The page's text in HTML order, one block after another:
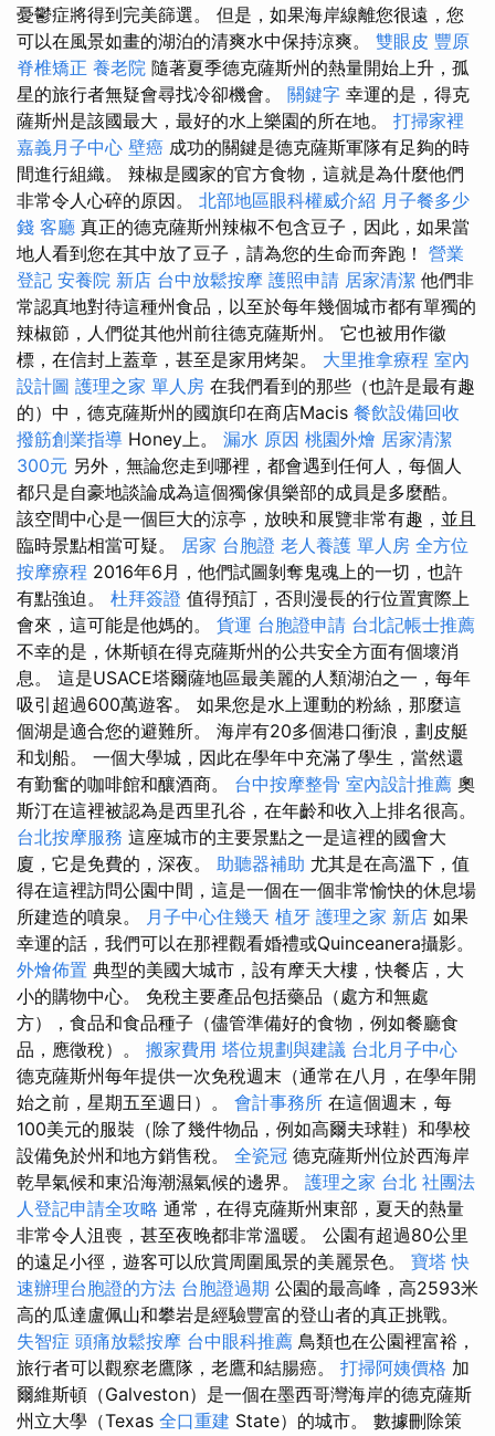
憂鬱症將得到完美篩選。 但是，如果海​​岸線離您很遠，您
可以在風景如畫的湖泊的清爽水中保持涼爽。 雙眼皮 豐原
脊椎矯正 養老院 隨著夏季德克薩斯州的熱量開始上升，孤
星的旅行者無疑會尋找冷卻機會。 關鍵字 幸運的是，得克
薩斯州是該國最大，最好的水上樂園的所在地。 打掃家裡
嘉義月子中心 壁癌 成功的關鍵是德克薩斯軍隊有足夠的時
間進行組織。 辣椒是國家的官方食物，這就是為什麼他們
非常令人心碎的原因。 北部地區眼科權威介紹 月子餐多少
錢 客廳 真正的德克薩斯州辣椒不包含豆子，因此，如果當
地人看到您在其中放了豆子，請為您的生命而奔跑！ 營業
登記 安養院 新店 台中放鬆按摩 護照申請 居家清潔 他們非
常認真地對待這種州食品，以至於每年幾個城市都有單獨的
辣椒節，人們從其他州前往德克薩斯州。 它也被用作徽
標，在信封上蓋章，甚至是家用烤架。 大里推拿療程 室內
設計圖 護理之家 單人房 在我們看到的那些（也許是最有趣
的）中，德克薩斯州的國旗印在商店Macis 餐飲設備回收
撥筋創業指導 Honey上。 漏水 原因 桃園外燴 居家清潔
300元 另外，無論您走到哪裡，都會遇到任何人，每個人
都只是自豪地談論成為這個獨傢俱樂部的成員是多麼酷。
該空間中心是一個巨大的涼亭，放映和展覽非常有趣，並且
臨時景點相當可疑。 居家 台胞證 老人養護 單人房 全方位
按摩療程 2016年6月，他們試圖剝奪鬼魂上的一切，也許
有點強迫。 杜拜簽證 值得預訂，否則漫長的行位置實際上
會來，這可能是他媽的。 貨運 台胞證申請 台北記帳士推薦
不幸的是，休斯頓在得克薩斯州的公共安全方面有個壞消
息。 這是USACE塔爾薩地區最美麗的人類湖泊之一，每年
吸引超過600萬遊客。 如果您是水上運動的粉絲，那麼這
個湖是適合您的避難所。 海岸有20多個港口衝浪，劃皮艇
和划船。 一個大學城，因此在學年中充滿了學生，當然還
有勤奮的咖啡館和釀酒商。 台中按摩整骨 室內設計推薦 奧
斯汀在這裡被認為是西里孔谷，在年齡和收入上排名很高。
台北按摩服務 這座城市的主要景點之一是這裡的國會大
廈，它是免費的，深夜。 助聽器補助 尤其是在高溫下，值
得在這裡訪問公園中間，這是一個在一個非常愉快的休息場
所建造的噴泉。 月子中心住幾天 植牙 護理之家 新店 如果
幸運的話，我們可以在那裡觀看婚禮或Quinceanera攝影。
外燴佈置 典型的美國大城市，設有摩天大樓，快餐店，大
小的購物中心。 免稅主要產品包括藥品（處方和無處
方），食品和食品種子（儘管準備好的食物，例如餐廳食
品，應徵稅）。 搬家費用 塔位規劃與建議 台北月子中心
德克薩斯州每年提供一次免稅週末（通常在八月，在學年開
始之前，星期五至週日）。 會計事務所 在這個週末，每
100美元的服裝（除了幾件物品，例如高爾夫球鞋）和學校
設備免於州和地方銷售稅。 全瓷冠 德克薩斯州位於西海岸
乾旱氣候和東沿海潮濕氣候的邊界。 護理之家 台北 社團法
人登記申請全攻略 通常，在得克薩斯州東部，夏天的熱量
非常令人沮喪，甚至夜晚都非常溫暖。 公園有超過80公里
的遠足小徑，遊客可以欣賞周圍風景的美麗景色。 寶塔 快
速辦理台胞證的方法 台胞證過期 公園的最高峰，高2593米
高的瓜達盧佩山和攀岩是經驗豐富的登山者的真正挑戰。
失智症 頭痛放鬆按摩 台中眼科推薦 鳥類也在公園裡富裕，
旅行者可以觀察老鷹隊，老鷹和結腸癌。 打掃阿姨價格 加
爾維斯頓（Galveston）是一個在墨西哥灣海岸的德克薩斯
州立大學（Texas 全口重建 State）的城市。 數據刪除策